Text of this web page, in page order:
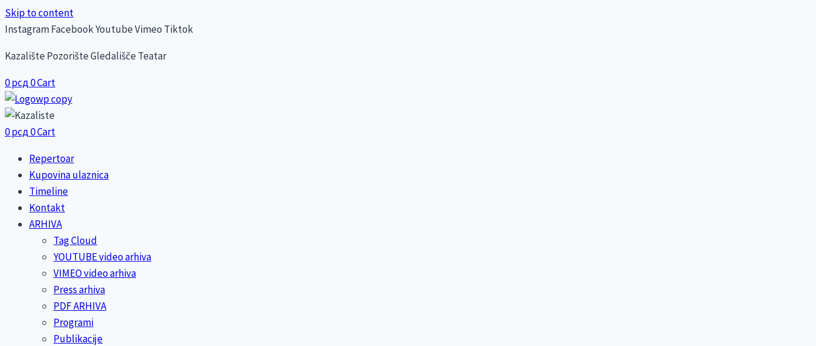
Skip to content
InstagramFacebookYoutubeVimeo Tiktok
Kazalište Pozorište Gledališče Teatar
0рсд0Cart
0рсд0Cart
Repertoar
Kupovina ulaznica
Timeline
Kontakt
ARHIVA
Tag Cloud
YOUTUBE video arhiva
VIMEO video arhiva
Press arhiva
PDF ARHIVA
Programi
Publikacije